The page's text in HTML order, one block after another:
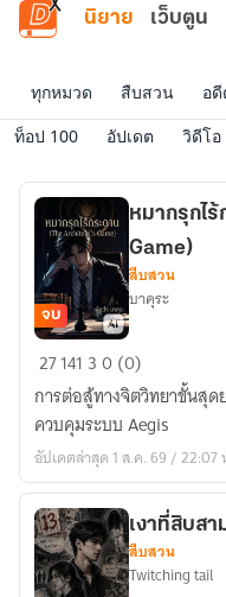
ข้ามไปยังเนื้อหาหลัก
นิยาย เว็บตูน
ทุกหมวด สืบสวน อ
ท็อป 100
อัปเดต วิดีโอ
หมาก
ไร้
กระดาน
(The
Architect's
Game)
จบ
หมากรุกไ
Game)
สืบสวน
บาคุระ
27141 30 (0)
การต่อสู้ทางจิตวิทยาขั้นสุด
ควบคุมระบบ Aegis
อัปเดตล่าสุด 1 ส.ค. 69 / 22:07
เงาที่สิบส
สืบสวน
Twitching tail